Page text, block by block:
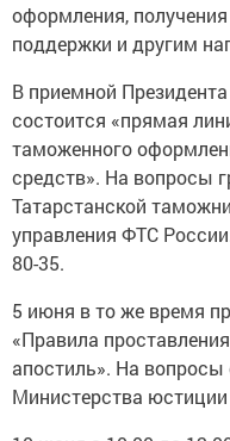
оформления,
поддержки и другим
В приемной
состоится «прямая
таможенного
средств». На вопросы
Татарстанской
управления ФТС
80-35.
5 июня в то же время
«Правила
апостиль». На вопросы
Министерства